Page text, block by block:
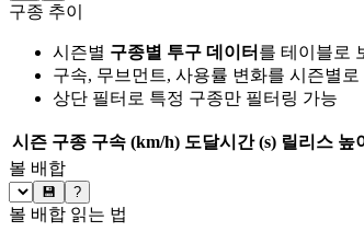
구종 추이
시즌별 구종별 투구 데이터 를 테이블로
구속, 무브먼트, 사용률 변화를 시즌별로
상단 필터로 특정 구종만 필터링 가능
시즌 구종 구속 (km/h) 도달시간 (s) 릴리스 높
볼 배합
💾 ?
볼 배합 읽는 법